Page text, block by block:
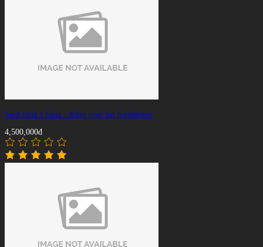
Sách bida 1 băng - Alles over het bandstoten
4,500,000đ